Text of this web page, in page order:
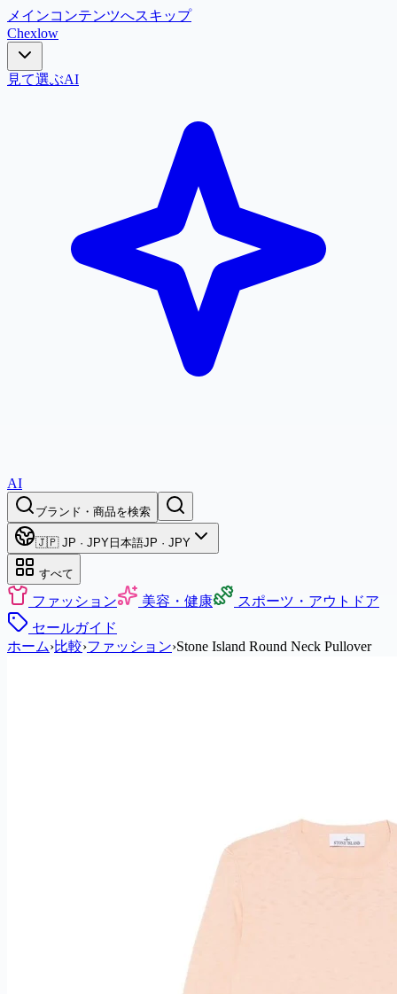
メインコンテンツへスキップ
Chexlow
見て選ぶAI
AI
ブランド・商品を検索
🇯🇵 JP · JPY 日本語JP · JPY
すべて
ファッション 美容・健康
スポーツ・アウトドア
セールガイド
ホーム›比較›ファッション›Stone Island Round Neck Pullover